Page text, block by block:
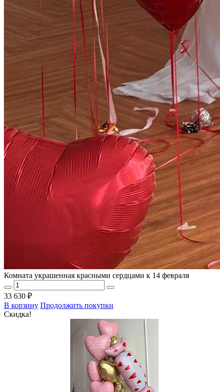
Комната украшенная красными сердцами к 14 февраля
33 630 ₽
В корзину Продолжить покупки
Скидка!